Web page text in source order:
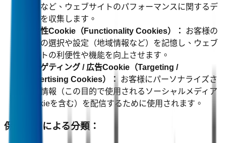
ージなど、ウェブサイトのパフォーマンスに関するデ
ータを収集します。
機能性Cookie（Functionality Cookies）：
お客様の
過去の選択や設定（地域情報など）を記憶し、ウェブ
サイトの利便性や機能を向上させます。
ターゲティング / 広告Cookie（Targeting /
Advertising Cookies）：
お客様にパーソナライズさ
れた情報（この目的で使用されるソーシャルメディア
Cookieを含む）を配信するために使用されます。
保持期間による分類：